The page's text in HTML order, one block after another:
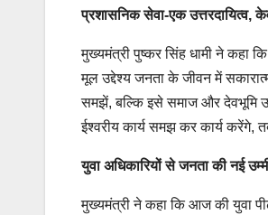
प्रशासनिक सेवा-एक उत्तरदायित्व,
मुख्यमंत्री पुष्कर सिंह धामी ने कहा
मूल उद्देश्य जनता के जीवन में
समझें, बल्कि इसे समाज और देवभूमि
ईश्वरीय कार्य समझ कर कार्य करेंगे,
युवा अधिकारियों से जनता की नई
मुख्यमंत्री ने कहा कि आज की युवा